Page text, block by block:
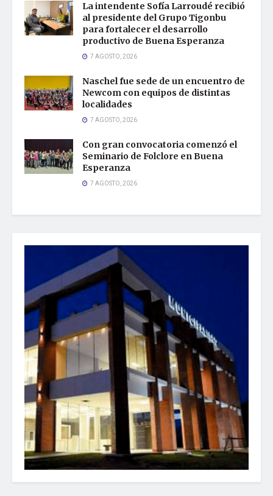
La intendente Sofía Larroudé recibió
al presidente del Grupo Tigonbu
para fortalecer el desarrollo
productivo de Buena Esperanza
7 AGOSTO, 2026
Naschel fue sede de un encuentro de
Newcom con equipos de distintas
localidades
7 AGOSTO, 2026
Con gran convocatoria comenzó el
Seminario de Folclore en Buena
Esperanza
7 AGOSTO, 2026